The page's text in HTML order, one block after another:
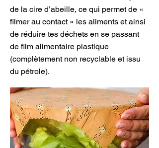
de la cire d’abeille, ce qui permet de «
filmer au contact » les aliments et ainsi
de réduire tes déchets en se passant
de film alimentaire plastique
(complètement non recyclable et issu
du pétrole).